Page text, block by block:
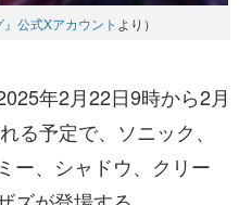
公式Xアカウント より）
年2月22日9時から2月
る予定で、ソニック、
ー、シャドウ、クリー